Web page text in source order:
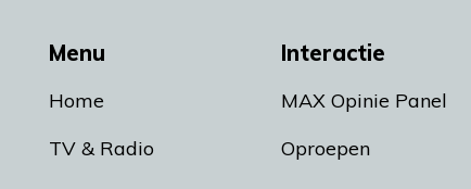
Menu
Home
TV & Radio
Interactie
MAX Opinie Panel
Oproepen